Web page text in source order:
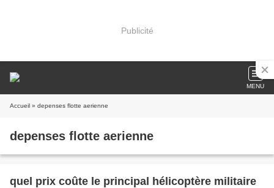
Publicité
MENU
Accueil » depenses flotte aerienne
depenses flotte aerienne
quel prix coûte le principal hélicoptère militaire